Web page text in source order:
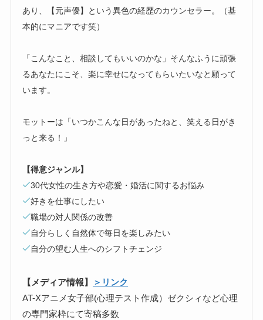
あり、【元声優】という異色の経歴のカウンセラー。（基
本的にマニアです笑）
「こんなこと、相談してもいいのかな」そんなふうに頑張
るあなたにこそ、楽に幸せになってもらいたいなと願って
います。
モットーは「いつかこんな日があったねと、笑える日がき
っと来る！」
【得意ジャンル】
30代女性の生き方や恋愛・婚活に関するお悩み
好きを仕事にしたい
職場の対人関係の改善
自分らしく自然体で毎日を楽しみたい
自分の望む人生へのシフトチェンジ
【メディア情報】
＞リンク
AT-Xアニメ女子部(心理テスト作成）ゼクシィなど心理
の専門家枠にて寄稿多数